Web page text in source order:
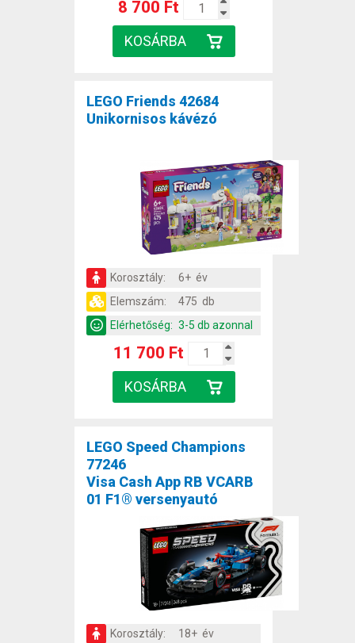
8 700 Ft
LEGO Friends 42684
Unikornisos kávézó
Korosztály:
6+ év
Elemszám:
475 db
Elérhetőség: 3-5 db azonnal
11 700 Ft
LEGO Speed Champions
77246
Visa Cash App RB VCARB
01 F1® versenyautó
Korosztály:
18+ év